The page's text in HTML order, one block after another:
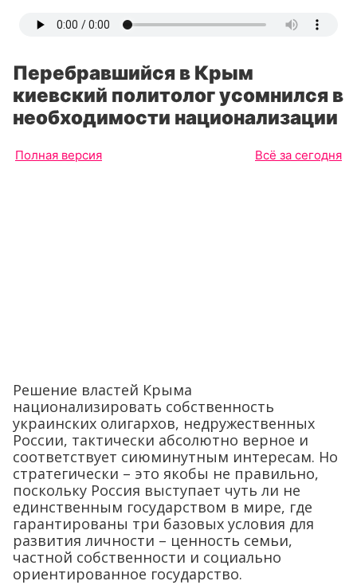
Перебравшийся в Крым
киевский политолог усомнился в
необходимости национализации
Полная версия Всё за сегодня
Решение властей Крыма
национализировать собственность
украинских олигархов, недружественных
России, тактически абсолютно верное и
соответствует сиюминутным интересам. Но
стратегически – это якобы не правильно,
поскольку Россия выступает чуть ли не
единственным государством в мире, где
гарантированы три базовых условия для
развития личности – ценность семьи,
частной собственности и социально
ориентированное государство.